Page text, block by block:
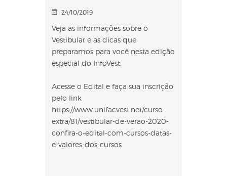
24/10/2019
Veja as informações sobre o
Vestibular e as dicas que
preparamos para você nesta edição
especial do InfoVest.
Acesse o Edital e faça sua inscrição
pelo link
https://www.unifacvest.net/curso-
extra/81/vestibular-de-verao-2020-
confira-o-edital-com-cursos-datas-
e-valores-dos-cursos